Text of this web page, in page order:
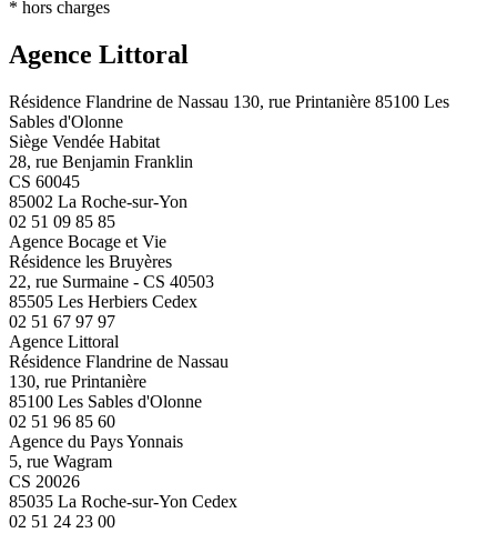
* hors charges
Agence Littoral
Résidence Flandrine de Nassau 130, rue Printanière 85100 Les
Sables d'Olonne
Siège Vendée Habitat
28, rue Benjamin Franklin
CS 60045
85002 La Roche-sur-Yon
02 51 09 85 85
Agence Bocage et Vie
Résidence les Bruyères
22, rue Surmaine - CS 40503
85505 Les Herbiers Cedex
02 51 67 97 97
Agence Littoral
Résidence Flandrine de Nassau
130, rue Printanière
85100 Les Sables d'Olonne
02 51 96 85 60
Agence du Pays Yonnais
5, rue Wagram
CS 20026
85035 La Roche-sur-Yon Cedex
02 51 24 23 00